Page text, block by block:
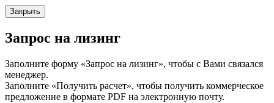
Закрыть
Запрос на лизинг
Заполните форму «Запрос на лизинг», чтобы с Вами связался
менеджер.
Заполните «Получить расчет», чтобы получить коммерческое
предложение в формате PDF на электронную почту.